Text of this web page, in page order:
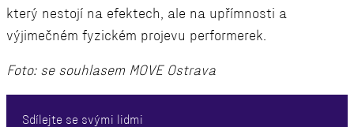
který nestojí na efektech, ale na upřímnosti a
výjimečném fyzickém projevu performerek.
Foto: se souhlasem MOVE Ostrava
Sdílejte se svými lidmi